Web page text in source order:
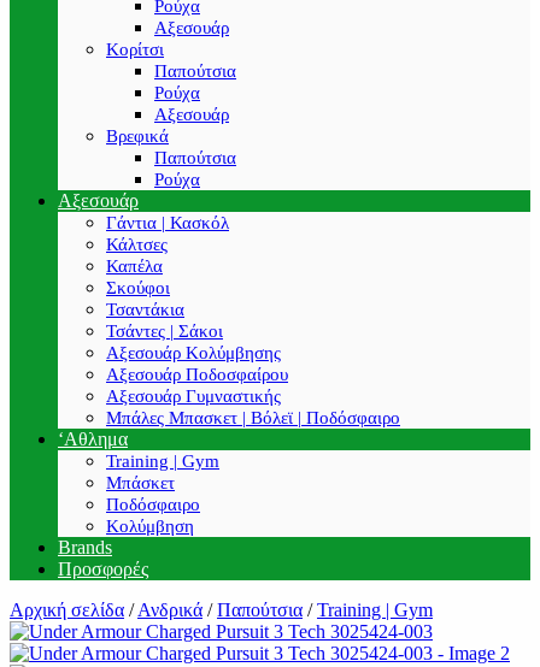
Ρούχα
Αξεσουάρ
Κορίτσι
Παπούτσια
Ρούχα
Αξεσουάρ
Βρεφικά
Παπούτσια
Ρούχα
Αξεσουάρ
Γάντια | Κασκόλ
Κάλτσες
Καπέλα
Σκούφοι
Τσαντάκια
Τσάντες | Σάκοι
Αξεσουάρ Κολύμβησης
Αξεσουάρ Ποδοσφαίρου
Αξεσουάρ Γυμναστικής
Μπάλες Μπασκετ | Βόλεϊ | Ποδόσφαιρο
‘Αθλημα
Training | Gym
Μπάσκετ
Ποδόσφαιρο
Κολύμβηση
Brands
Προσφορές
Αρχική σελίδα /Ανδρικά / Παπούτσια / Training | Gym